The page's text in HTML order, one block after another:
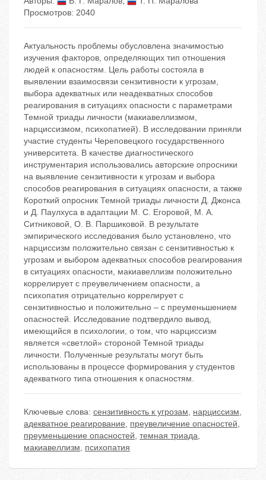
Просмотров: 2040
Актуальность проблемы обусловлена значимостью
изучения факторов, определяющих тип отношения
людей к опасностям. Цель работы состояла в
выявлении взаимосвязи сензитивности к угрозам,
выбора адекватных или неадекватных способов
реагирования в ситуациях опасности с параметрами
Темной триады личности (макиавеллизмом,
нарциссизмом, психопатией). В исследовании приняли
участие студенты Череповецкого государственного
университета. В качестве диагностического
инструментария использовались авторские опросники
на выявление сензитивности к угрозам и выбора
способов реагирования в ситуациях опасности, а также
Короткий опросник Темной триады личности Д. Джонса
и Д. Паулхуса в адаптации М. С. Егоровой, М. А.
Ситниковой, О. В. Паршиковой. В результате
эмпирического исследования было установлено, что
нарциссизм положительно связан с сензитивностью к
угрозам и выбором адекватных способов реагирования
в ситуациях опасности, макиавеллизм положительно
коррелирует с преувеличением опасности, а
психопатия отрицательно коррелирует с
сензитивностью и положительно – с преуменьшением
опасностей. Исследование подтвердило вывод,
имеющийся в психологии, о том, что нарциссизм
является «светлой» стороной Темной триады
личности. Полученные результаты могут быть
использованы в процессе формирования у студентов
адекватного типа отношения к опасностям.
Ключевые слова: сензитивность к угрозам, нарциссизм,
адекватное реагирование, преувеличение опасностей,
преуменьшение опасностей, темная триада,
макиавеллизм, психопатия